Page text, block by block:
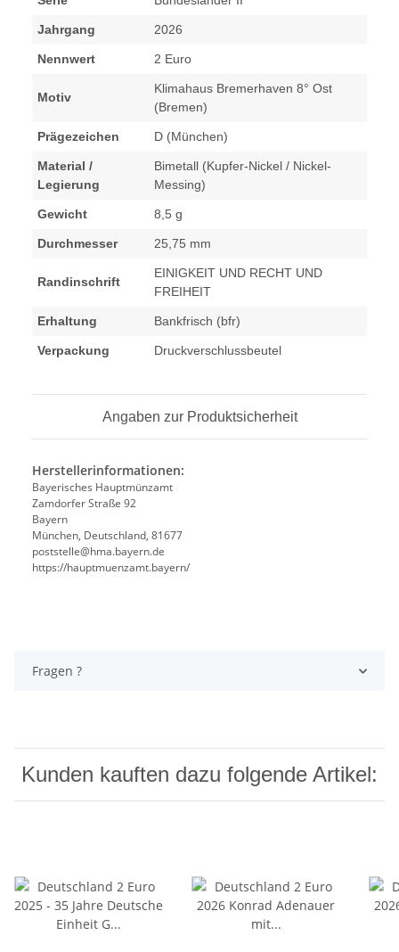
Jahrgang 2026
Nennwert 2 Euro
Motiv
Klimahaus Bremerhaven 8° Ost
(Bremen)
Prägezeichen D (München)
Material /
Legierung
Bimetall (Kupfer-Nickel / Nickel-
Messing)
Gewicht 8,5 g
Durchmesser 25,75 mm
Randinschrift
EINIGKEIT UND RECHT UND
FREIHEIT
Erhaltung Bankfrisch (bfr)
Verpackung Druckverschlussbeutel
Angaben zur Produktsicherheit
Herstellerinformationen:
Bayerisches Hauptmünzamt
Zamdorfer Straße 92
Bayern
München, Deutschland, 81677
poststelle@hma.bayern.de
https://hauptmuenzamt.bayern/
Fragen ?
Kunden kauften dazu folgende Artikel: